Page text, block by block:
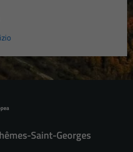
Saint-Georges